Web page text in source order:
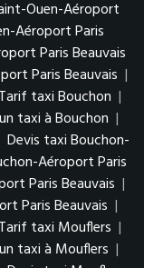
Ouen-Aéroport
Aéroport Paris
Paris Beauvais
Paris Beauvais |
Tarif taxi Bouchon |
taxi à Bouchon |
Devis taxi Bouchon-
Aéroport Paris
Paris Beauvais |
Paris Beauvais |
Tarif taxi Mouflers |
taxi à Mouflers |